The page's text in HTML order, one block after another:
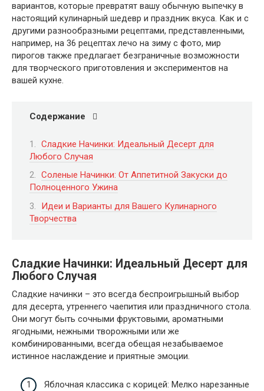
вариантов, которые превратят вашу обычную выпечку в
настоящий кулинарный шедевр и праздник вкуса. Как и с
другими разнообразными рецептами, представленными,
например, на 36 рецептах лечо на зиму с фото, мир
пирогов также предлагает безграничные возможности
для творческого приготовления и экспериментов на
вашей кухне.
Содержание
Сладкие Начинки: Идеальный Десерт для
Любого Случая
Соленые Начинки: От Аппетитной Закуски до
Полноценного Ужина
Идеи и Варианты для Вашего Кулинарного
Творчества
Сладкие Начинки: Идеальный Десерт для
Любого Случая
Сладкие начинки – это всегда беспроигрышный выбор
для десерта, утреннего чаепития или праздничного стола.
Они могут быть сочными фруктовыми, ароматными
ягодными, нежными творожными или же
комбинированными, всегда обещая незабываемое
истинное наслаждение и приятные эмоции.
Яблочная классика с корицей: Мелко нарезанные